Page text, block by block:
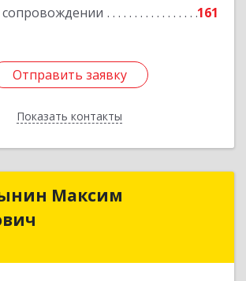
161
Отправить заявку
Показать контакты
Подробнее
Отправить заявку
Назад
Максим
ИП Добрынин Максим